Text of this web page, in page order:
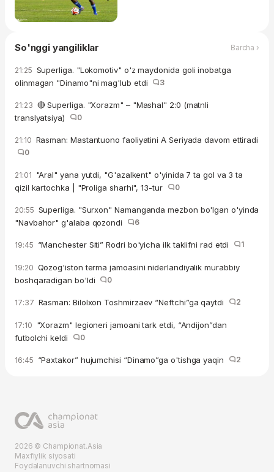
So'nggi yangiliklar Barcha ›
21:25 Superliga. "Lokomotiv" o'z maydonida goli inobatga
olinmagan "Dinamo"ni mag'lub etdi
3
21:23 🔴 Superliga. "Xorazm" – "Mashal" 2:0 (matnli
translyatsiya)
0
21:10 Rasman: Mastantuono faoliyatini A Seriyada davom ettiradi
0
21:01 "Aral" yana yutdi, "G'azalkent" o'yinida 7 ta gol va 3 ta
qizil kartochka | "Proliga sharhi", 13-tur
0
20:55 Superliga. "Surxon" Namanganda mezbon bo'lgan o'yinda
"Navbahor" g'alaba qozondi
6
19:45 “Manchester Siti” Rodri bo'yicha ilk taklifni rad etdi 1
19:20 Qozog'iston terma jamoasini niderlandiyalik murabbiy
boshqaradigan bo'ldi
0
17:37 Rasman: Bilolxon Toshmirzaev “Neftchi”ga qaytdi 2
17:10 "Xorazm" legioneri jamoani tark etdi, “Andijon”dan
futbolchi keldi
0
16:45 “Paxtakor” hujumchisi “Dinamo”ga o'tishga yaqin 2
2026 © Championat.Asia
Maxfiylik siyosati
Foydalanuvchi shartnomasi